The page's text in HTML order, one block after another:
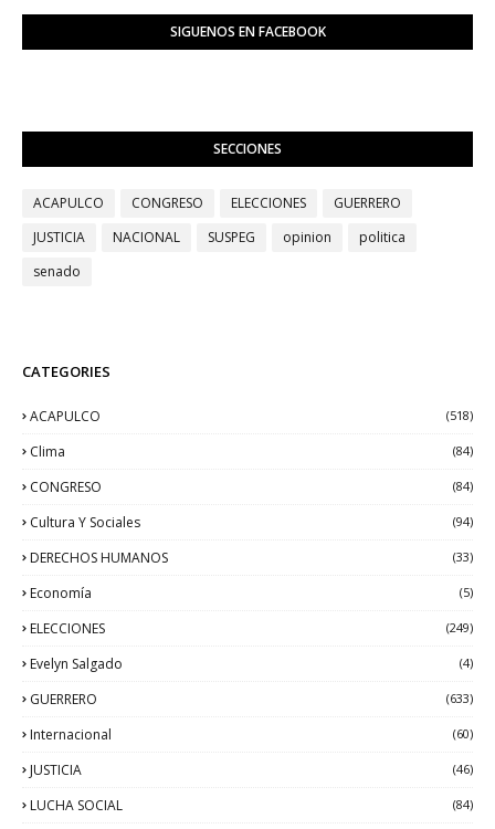
SIGUENOS EN FACEBOOK
SECCIONES
ACAPULCO CONGRESO ELECCIONES
GUERRERO
JUSTICIA
NACIONAL SUSPEG opinion
politica
senado
CATEGORIES
ACAPULCO (518)
Clima (84)
CONGRESO (84)
Cultura Y Sociales (94)
DERECHOS HUMANOS (33)
Economía (5)
ELECCIONES (249)
Evelyn Salgado (4)
GUERRERO (633)
Internacional (60)
JUSTICIA (46)
LUCHA SOCIAL (84)